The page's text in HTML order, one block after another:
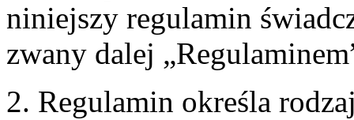
niniejszy regulamin
zwany dalej
2. Regulamin określa